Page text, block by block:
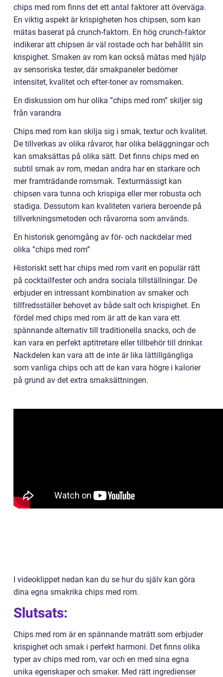
chips med rom finns det ett antal faktorer att överväga.
En viktig aspekt är krispigheten hos chipsen, som kan
mätas baserat på crunch-faktorn. En hög crunch-faktor
indikerar att chipsen är väl rostade och har behållit sin
krispighet. Smaken av rom kan också mätas med hjälp
av sensoriska tester, där smakpaneler bedömer
intensitet, kvalitet och efter-toner av romsmaken.
En diskussion om hur olika ”chips med rom” skiljer sig
från varandra
Chips med rom kan skilja sig i smak, textur och kvalitet.
De tillverkas av olika råvaror, har olika beläggningar och
kan smaksättas på olika sätt. Det finns chips med en
subtil smak av rom, medan andra har en starkare och
mer framträdande romsmak. Texturmässigt kan
chipsen vara tunna och krispiga eller mer robusta och
stadiga. Dessutom kan kvaliteten variera beroende på
tillverkningsmetoden och råvarorna som används.
En historisk genomgång av för- och nackdelar med
olika ”chips med rom”
Historiskt sett har chips med rom varit en populär rätt
på cocktailfester och andra sociala tillställningar. De
erbjuder en intressant kombination av smaker och
tillfredsställer behovet av både salt och krispighet. En
fördel med chips med rom är att de kan vara ett
spännande alternativ till traditionella snacks, och de
kan vara en perfekt aptitretare eller tillbehör till drinkar.
Nackdelen kan vara att de inte är lika lättillgängliga
som vanliga chips och att de kan vara högre i kalorier
på grund av det extra smaksättningen.
I videoklippet nedan kan du se hur du själv kan göra
dina egna smakrika chips med rom.
Slutsats:
Chips med rom är en spännande maträtt som erbjuder
krispighet och smak i perfekt harmoni. Det finns olika
typer av chips med rom, var och en med sina egna
unika egenskaper och smaker. Med rätt ingredienser